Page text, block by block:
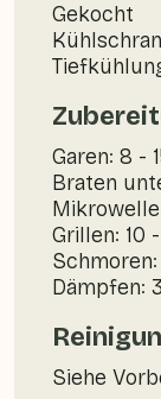
Gekocht
Garen: 8 -
Braten
Grillen: 10
Dämpfen:
Siehe